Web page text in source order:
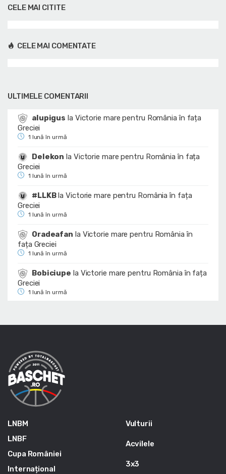
CELE MAI CITITE
CELE MAI COMENTATE
ULTIMELE COMENTARII
alupigus la Victorie mare pentru România în fața
Greciei
1 lună în urmă
Delekon la Victorie mare pentru România în fața
Greciei
1 lună în urmă
#LLKBlaVictorie mare pentru România în fața
Greciei
1 lună în urmă
Oradeafan la Victorie mare pentru România în
fața Greciei
1 lună în urmă
Bobiciupe la Victorie mare pentru România în fața
Greciei
1 lună în urmă
LNBM
LNBF
Cupa României
Internațional
Vulturii
Acvilele
3x3